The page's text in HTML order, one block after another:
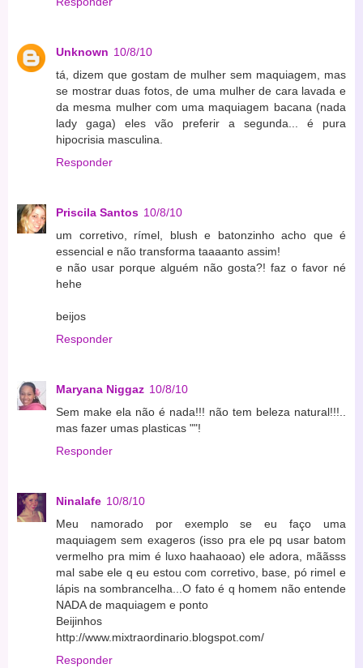
Unknown 10/8/10
tá, dizem que gostam de mulher sem maquiagem, mas
se mostrar duas fotos, de uma mulher de cara lavada e
da mesma mulher com uma maquiagem bacana (nada
lady gaga) eles vão preferir a segunda... é pura
hipocrisia masculina.
Responder
Priscila Santos 10/8/10
um corretivo, rímel, blush e batonzinho acho que é
essencial e não transforma taaaanto assim!
e não usar porque alguém não gosta?! faz o favor né
hehe
beijos
Responder
Maryana Niggaz 10/8/10
Sem make ela não é nada!!! não tem beleza natural!!!..
mas fazer umas plasticas ""!
Responder
Ninalafe 10/8/10
Meu namorado por exemplo se eu faço uma
maquiagem sem exageros (isso pra ele pq usar batom
vermelho pra mim é luxo haahaoao) ele adora, mããsss
mal sabe ele q eu estou com corretivo, base, pó rimel e
lápis na sombrancelha...O fato é q homem não entende
NADA de maquiagem e ponto
Beijinhos
http://www.mixtraordinario.blogspot.com/
Responder